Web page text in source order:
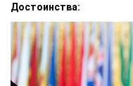
Достоинства: